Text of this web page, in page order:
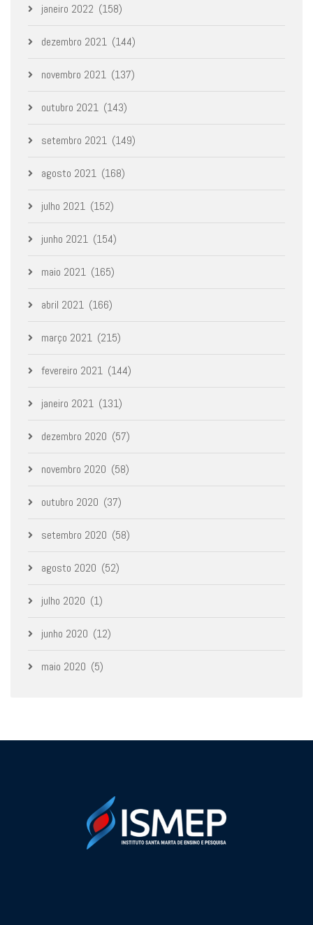
janeiro 2022 (158)
dezembro 2021 (144)
novembro 2021 (137)
outubro 2021 (143)
setembro 2021 (149)
agosto 2021 (168)
julho 2021 (152)
junho 2021 (154)
maio 2021 (165)
abril 2021 (166)
março 2021 (215)
fevereiro 2021 (144)
janeiro 2021 (131)
dezembro 2020 (57)
novembro 2020 (58)
outubro 2020 (37)
setembro 2020 (58)
agosto 2020 (52)
julho 2020 (1)
junho 2020 (12)
maio 2020 (5)